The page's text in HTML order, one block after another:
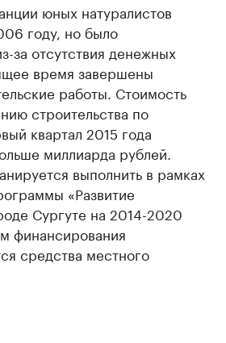
юных натуралистов
году, но было
за отсутствия денежных
время завершены
работы. Стоимость
строительства по
квартал 2015 года
миллиарда рублей.
выполнить в рамках
«Развитие
Сургуте на 2014-2020
финансирования
средства местного